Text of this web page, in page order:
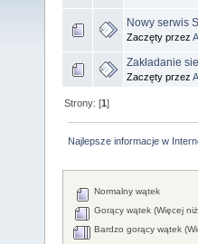
Nowy serwis
Zaczęty przez
Zakładanie
Zaczęty przez
Strony: [1]
Najlepsze informacje w
Normalny wątek
Gorący wątek (Więcej
Bardzo gorący wątek